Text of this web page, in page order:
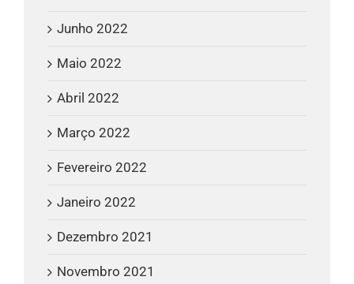
Junho 2022
Maio 2022
Abril 2022
Março 2022
Fevereiro 2022
Janeiro 2022
Dezembro 2021
Novembro 2021